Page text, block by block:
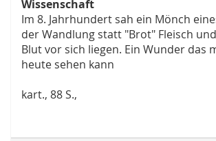
Wissenschaft
Im 8. Jahrhundert sah ein Mönch
der Wandlung statt "Brot" Fleisch
Blut vor sich liegen. Ein Wunder das
heute sehen kann
kart., 88 S.,